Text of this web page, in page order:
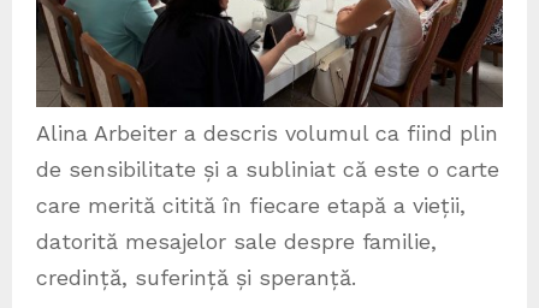
Alina Arbeiter a descris volumul ca fiind plin
de sensibilitate și a subliniat că este o carte
care merită citită în fiecare etapă a vieții,
datorită mesajelor sale despre familie,
credință, suferință și speranță.